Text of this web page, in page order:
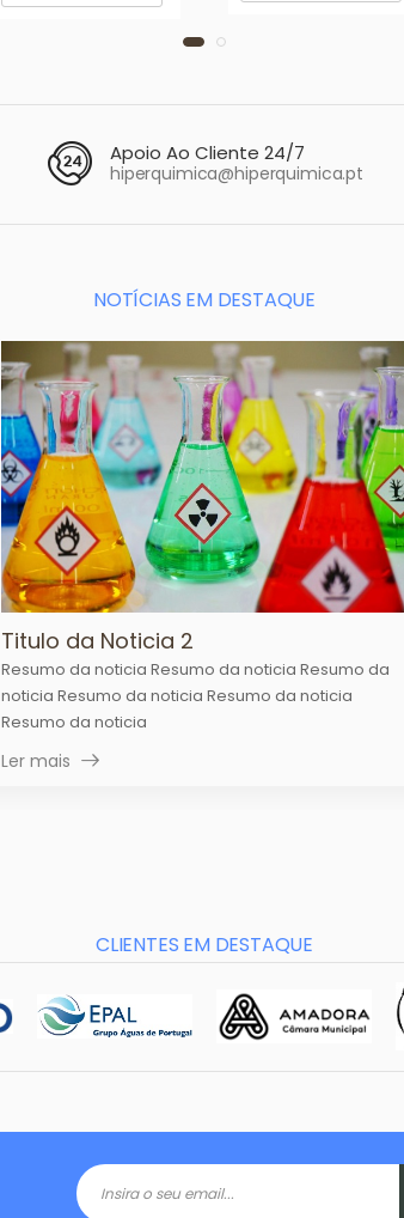
Apoio Ao Cliente 24/7
hiperquimica@hiperquimica.pt
NOTÍCIAS EM DESTAQUE
Titulo da Noticia 2
Resumo da noticia Resumo da noticia Resumo da
noticia Resumo da noticia Resumo da noticia
Resumo da noticia
Ler mais
CLIENTES EM DESTAQUE